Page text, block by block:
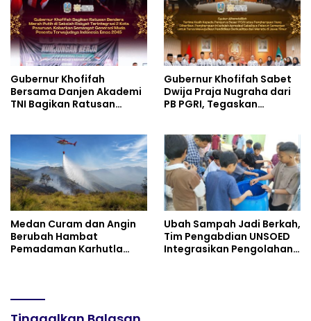
Gubernur Khofifah
Bersama Danjen Akademi
TNI Bagikan Ratusan
Terintegrasi 2 Kota
Pasuruan, Tegaskan
Generasi Muda adalah
Penentu Terwujudnya
Indonesia Emas 2045
Gubernur Khofifah Sabet
Dwija Praja Nugraha dari
PB PGRI, Tegaskan
Berkualitas dan Merata
Medan Curam dan Angin
Berubah Hambat
Pemadaman Karhutla
Ubah Sampah Jadi Berkah,
Tim Pengabdian UNSOED
Integrasikan Pengolahan